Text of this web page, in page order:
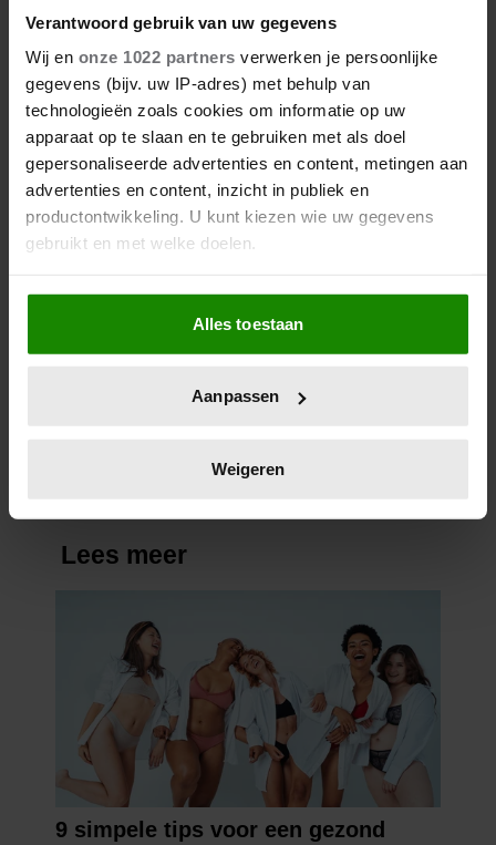
Verantwoord gebruik van uw gegevens
Wij en onze 1022 partners verwerken je persoonlijke
gegevens (bijv. uw IP-adres) met behulp van
technologieën zoals cookies om informatie op uw
apparaat op te slaan en te gebruiken met als doel
gepersonaliseerde advertenties en content, metingen aan
advertenties en content, inzicht in publiek en
productontwikkeling. U kunt kiezen wie uw gegevens
gebruikt en met welke doelen.
Als u het toestaat, willen we ook graag:
Informatie verzamelen over uw geografische
locatie, die tot een paar meter nauwkeurig kan zijn
scannen op specifieke eigenschappen (fingerprinting)
verwerkt en stel uw voorkeuren in het
intrekken in de Cookieverklaring.
We gebruiken cookies om content en advertenties te
en om ons websiteverkeer te analyseren. Ook delen we
informatie over uw gebruik van onze site met onze
partners voor social media, adverteren en analyse. Deze
partners kunnen deze gegevens combineren met andere
informatie die u aan ze heeft verstrekt of die ze hebben
verzameld op basis van uw gebruik van hun services. U
gaat akkoord met onze cookies als u onze website blijft
gebruiken.
Alles toestaan
Aanpassen
Weigeren
Zóveel stappen moet je zetten
om vet te verbranden en af te
vallen
smeren: roomboter of